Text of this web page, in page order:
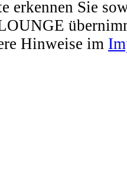
erkennen Sie
Hinweise im